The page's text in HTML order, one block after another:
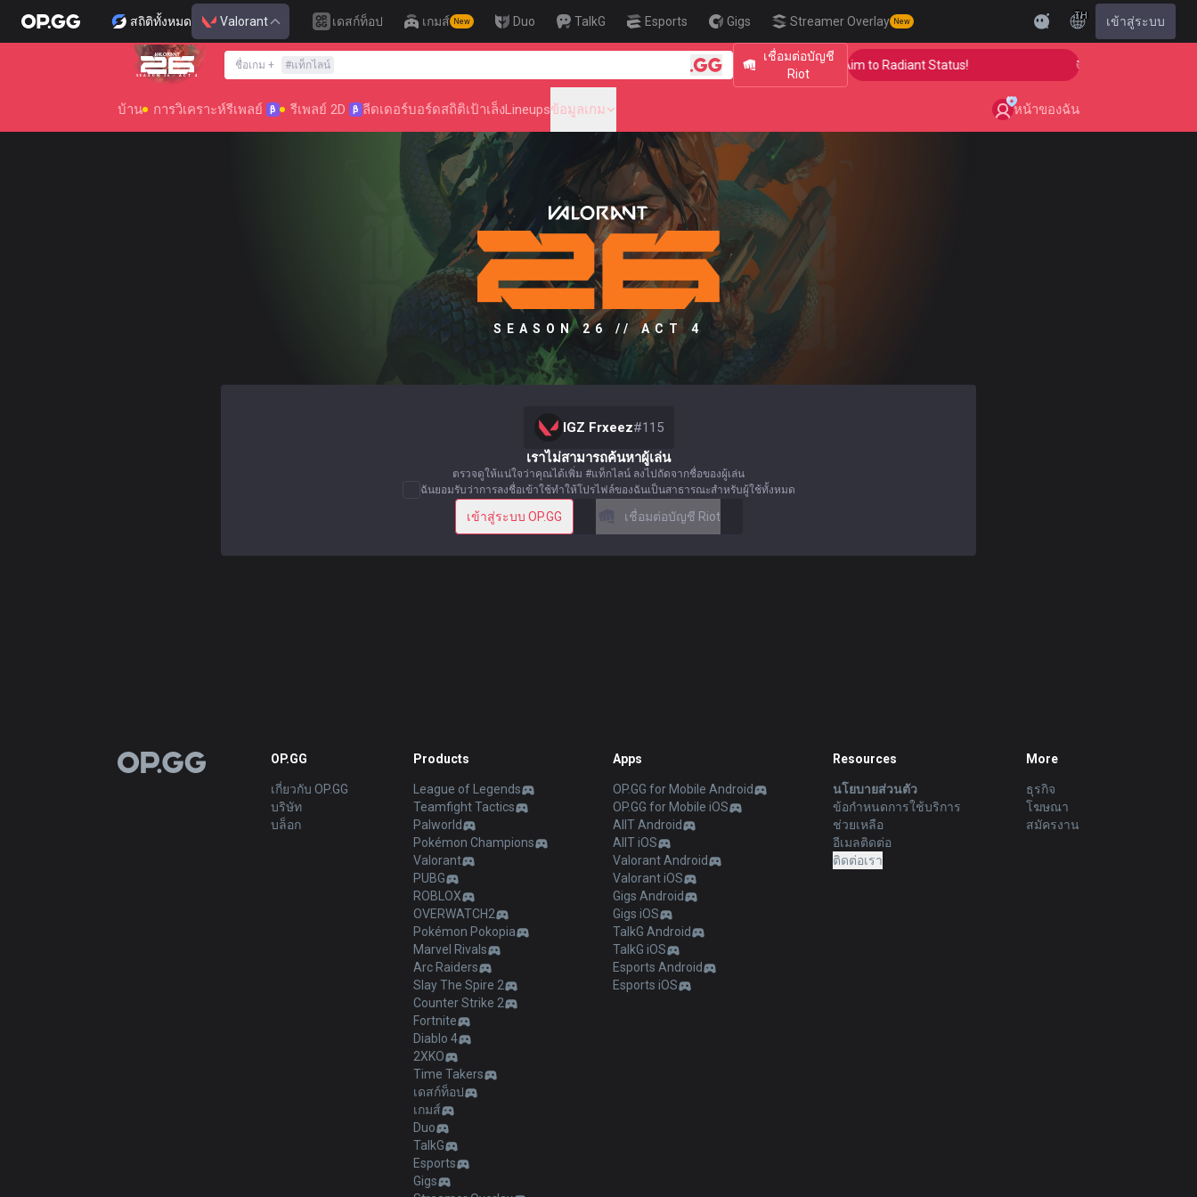
สถิติทั้งหมด Valorant เดสก์ท็อป เกมส์ New Duo TalkG Esports Gigs Streamer Overlay New
TH เข้าสู่ระบบ
SEASON 26 : ACT 4
ชื่อเกม + #แท็กไลน์
เชื่อมต่อบัญชี
Riot
🎯 Level Up Your Aim to Radiant Status! 🎯 Level Up Your Aim
บ้าน การวิเคราะห์รีเพลย์ β รีเพลย์ 2D β ลีดเดอร์บอร์ดสถิติเป้าเล็งLineupsข้อมูลเกม หน้าของฉัน
SEASON 26 // ACT 4
IGZ Frxeez#115
เราไม่สามารถค้นหาผู้เล่น
ตรวจดูให้แน่ใจว่าคุณได้เพิ่ม #แท็กไลน์ ลงไปถัดจากชื่อของผู้เล่น
ฉันยอมรับว่าการลงชื่อเข้าใช้ทำให้โปรไฟล์ของฉันเป็นสาธารณะสำหรับผู้ใช้ทั้งหมด
เข้าสู่ระบบ OP.GG เชื่อมต่อบัญชี Riot
OP.GG OP.GG
เกี่ยวกับ OP.GG
บริษัท
บล็อก
Products
League of Legends
Teamfight Tactics
Palworld
Pokémon Champions
Valorant
PUBG
ROBLOX
OVERWATCH2
Pokémon Pokopia
Marvel Rivals
Arc Raiders
Slay The Spire 2
Counter Strike 2
Fortnite
Diablo 4
2XKO
Time Takers
เดสก์ท็อป
เกมส์
Duo
TalkG
Esports
Gigs
Apps
OP.GG for Mobile Android
OP.GG for Mobile iOS
AllT Android
AllT iOS
Valorant Android
Valorant iOS
Gigs Android
Gigs iOS
TalkG Android
TalkG iOS
Esports Android
Esports iOS
Resources
นโยบายส่วนตัว
ข้อกำหนดการใช้บริการ
ช่วยเหลือ
อีเมลติดต่อ
ติดต่อเรา
More
ธุรกิจ
โฆษณา
สมัครงาน